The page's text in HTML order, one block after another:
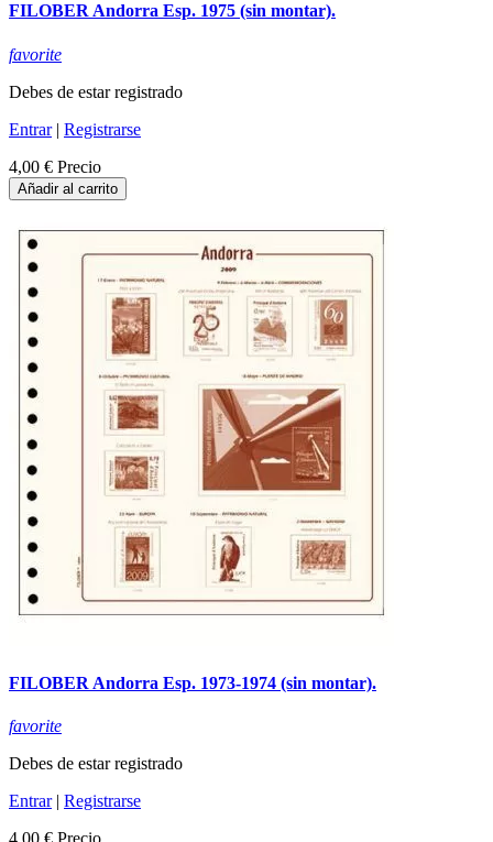
FILOBER Andorra Esp. 1975 (sin montar).
favorite
Debes de estar registrado
Entrar| Registrarse
4,00 € Precio
Añadir al carrito
FILOBER Andorra Esp. 1973-1974 (sin montar).
favorite
Debes de estar registrado
Entrar| Registrarse
4,00 € Precio